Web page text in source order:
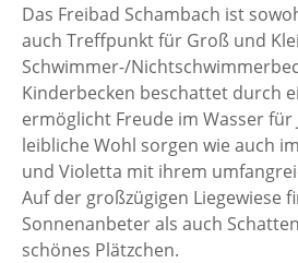
Das Freibad Schambach ist
auch Treffpunkt für Groß und
Schwimmer-/
Kinderbecken beschattet durch
ermöglicht Freude im Wasser für
leibliche Wohl sorgen wie auch
und Violetta mit ihrem
Auf der großzügigen Liegewiese
Sonnenanbeter als auch
schönes Plätzchen.